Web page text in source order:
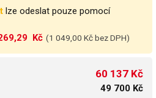
lze odeslat pouze pomocí
Kč (1 049,00 Kč bez DPH)
60 137 Kč
49 700 Kč